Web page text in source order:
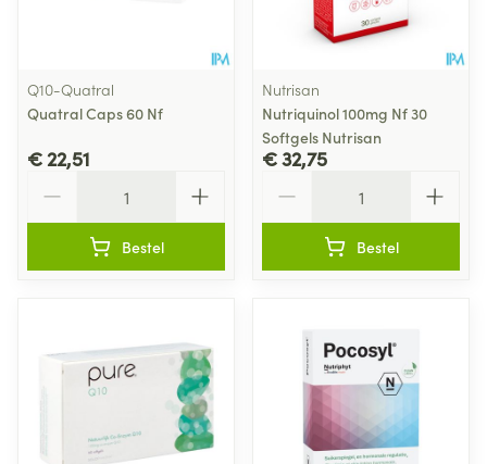
Q10-Quatral
Quatral Caps 60 Nf
€ 22,51
Bestel
Nutrisan
Nutriquinol 100mg Nf 30
Softgels Nutrisan
€ 32,75
Bestel